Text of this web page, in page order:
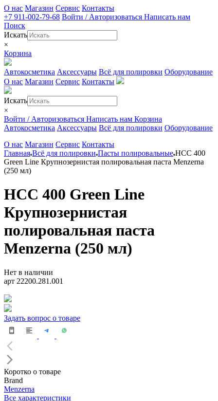
О нас Магазин Сервис Контакты
+7 911-002-79-68 Войти / Авторизоваться Написать нам
Поиск
Искать
×
Корзина
Автокосметика Аксессуары Всё для полировки Оборудование
О нас Магазин Сервис Контакты
Искать
×
Войти / Авторизоваться Написать нам Корзина
Автокосметика Аксессуары Всё для полировки Оборудование
О нас Магазин Сервис Контакты
Главная Всё для полировки Пасты полировальные HCC 400
Green Line Крупнозернистая полировальная паста Menzerna
(250 мл)
HCC 400 Green Line
Крупнозернистая
полировальная паста
Menzerna (250 мл)
Нет в наличии
арт 22200.281.001
Задать вопрос о товаре
Коротко о товаре
Brand
Menzerna
Все характеристики